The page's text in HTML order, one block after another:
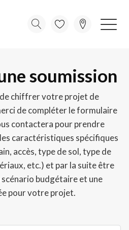
soumission
chiffrer votre projet de
de compléter le formulaire
contactera pour prendre
caractéristiques spécifiques
accès, type de sol, type de
etc.) et par la suite être
budgétaire et une
pour votre projet.